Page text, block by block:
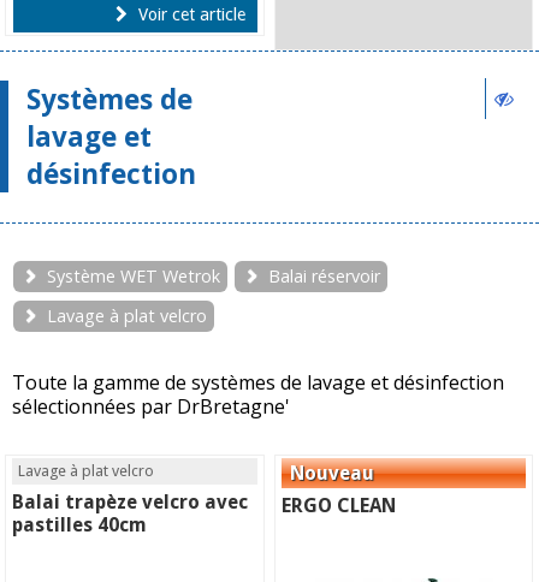
Voir cet article
Systèmes de
lavage et
désinfection
Système WET Wetrok
Balai réservoir
Lavage à plat velcro
Toute la gamme de systèmes de lavage et désinfection
sélectionnées par DrBretagne'
Lavage à plat velcro
Balai trapèze velcro avec
pastilles 40cm
ERGO CLEAN